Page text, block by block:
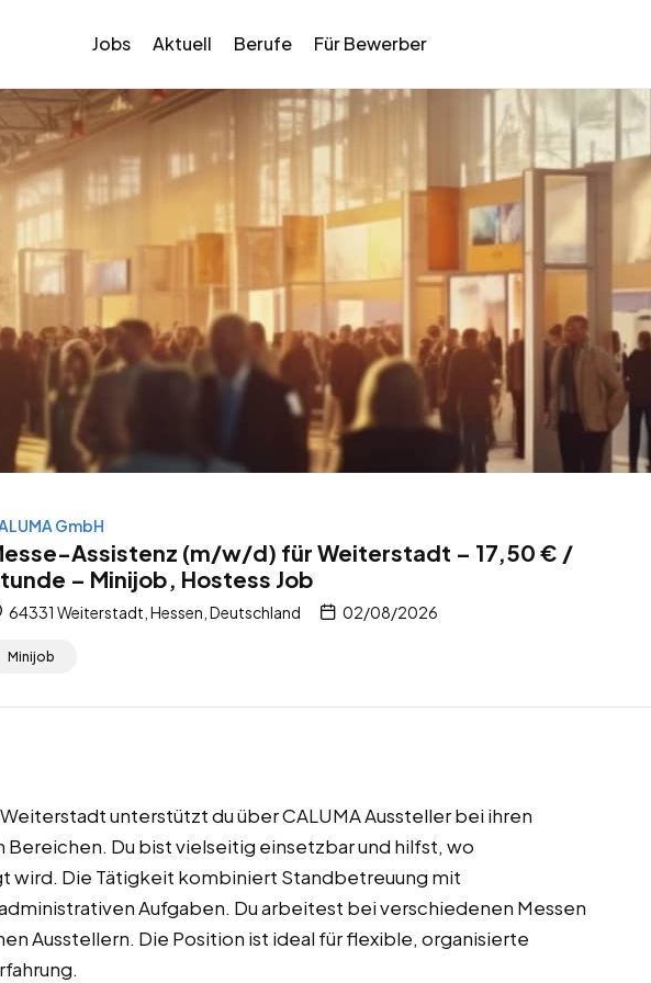
Jobs Aktuell Berufe Für Bewerber
GmbH
Assistenz (m/w/d) für Weiterstadt – 17,50 € /
– Minijob, Hostess Job
64331 Weiterstadt, Hessen, Deutschland 02/08/2026
Minijob
unterstützt du über CALUMA Aussteller bei ihren
Bereichen. Du bist vielseitig einsetzbar und hilfst, wo
wird. Die Tätigkeit kombiniert Standbetreuung mit
Aufgaben. Du arbeitest bei verschiedenen Messen
Ausstellern. Die Position ist ideal für flexible, organisierte